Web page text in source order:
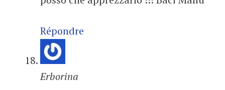
Répondre
Erborina